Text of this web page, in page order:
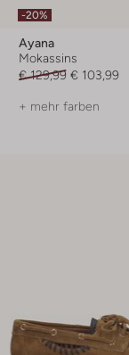
-20%
Ayana
Mokassins
€ 129,99 € 103,99
+ mehr farben